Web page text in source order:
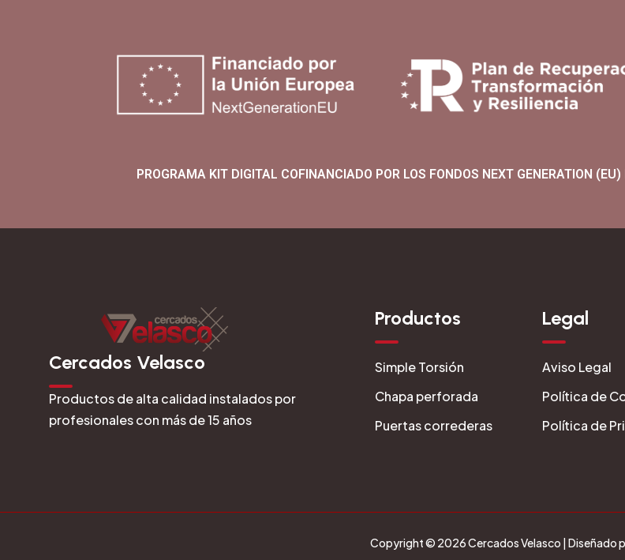
PROGRAMA KIT DIGITAL COFINANCIADO POR LOS FONDOS NEXT GENERATION
Cercados Velasco
Productos de alta calidad instalados por
profesionales con más de 15 años
Productos
Simple Torsión
Chapa perforada
Puertas correderas
Legal
Aviso Legal
Política de
Política de
Copyright © 2026 Cercados Velasco | Diseñado